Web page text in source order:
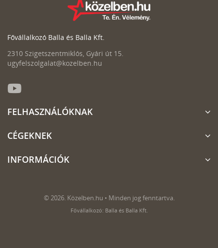
Fővállalkozó Balla és Balla Kft.
2310 Szigetszentmiklós, Gyári út 15.
ugyfelszolgalat@kozelben.hu
FELHASZNÁLÓKNAK
CÉGEKNEK
INFORMÁCIÓK
© 2026. Közelben.hu • Minden jog fenntartva.
Fővállalkozó: Balla és Balla Kft.